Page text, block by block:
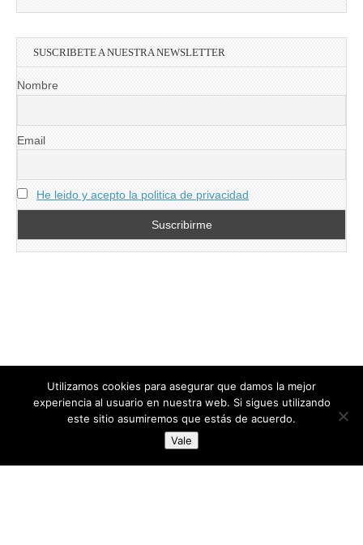
SUSCRIBETE A NUESTRA NEWSLETTER
Nombre
Email
He leido y acepto la politica de privacidad
directoresdeseguridad.es
Diseñado por Centro Andaluz de Estudios y Entrenamiento
Utilizamos cookies para asegurar que damos la mejor
experiencia al usuario en nuestra web. Si sigues utilizando
este sitio asumiremos que estás de acuerdo.
Vale